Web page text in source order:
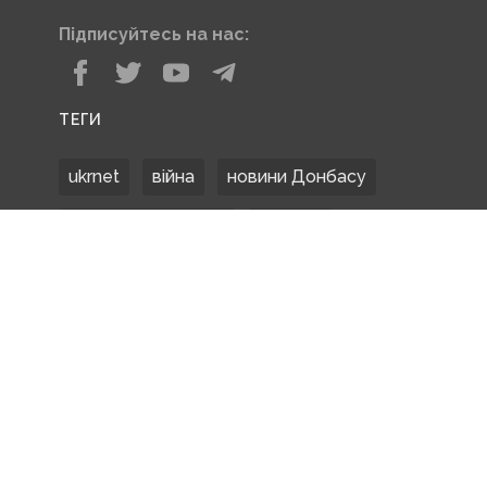
Підписуйтесь на нас:
ТЕГИ
ukrnet війна новини Донбасу